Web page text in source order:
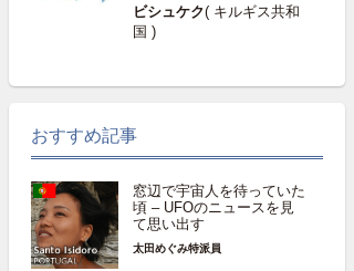
ビシュケク( キルギス共和
国 )
おすすめ記事
窓辺で宇宙人を待っていた
頃 – UFOのニュースを見
て思い出す
太田めぐみ特派員